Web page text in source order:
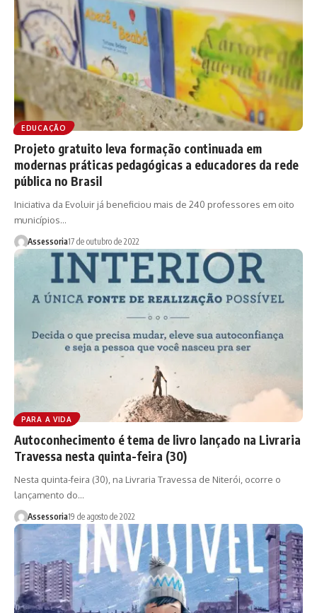
EDUCAÇÃO
Projeto gratuito leva formação continuada em
modernas práticas pedagógicas a educadores da rede
pública no Brasil
Iniciativa da Evoluir já beneficiou mais de 240 professores em oito
municípios…
Assessoria17 de outubro de 2022
PARA A VIDA
Autoconhecimento é tema de livro lançado na Livraria
Travessa nesta quinta-feira (30)
Nesta quinta-feira (30), na Livraria Travessa de Niterói, ocorre o
lançamento do…
Assessoria19 de agosto de 2022